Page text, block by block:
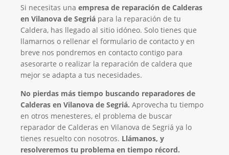
Si necesitas una empresa de reparación de Calderas
en Vilanova de Segriá para la reparación de tu
Caldera, has llegado al sitio idóneo. Solo tienes que
llamarnos o rellenar el formulario de contacto y en
breve nos pondremos en contacto contigo para
asesorarte o realizar la reparación de caldera que
mejor se adapta a tus necesidades.
No pierdas más tiempo buscando reparadores de
Calderas en Vilanova de Segriá. Aprovecha tu tiempo
en otros menesteres, el problema de buscar
reparador de Calderas en Vilanova de Segriá ya lo
tienes resuelto con nosotros. Llámanos, y
resolveremos tu problema en tiempo récord.